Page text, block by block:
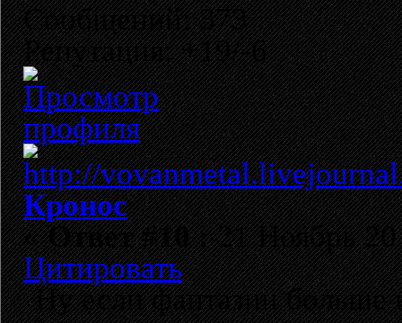
Сообщений: 373
Репутация: +19/-6
Кронос
«Ответ #10 :21 Ноябрь
Цитировать
Ну если фантазии больше